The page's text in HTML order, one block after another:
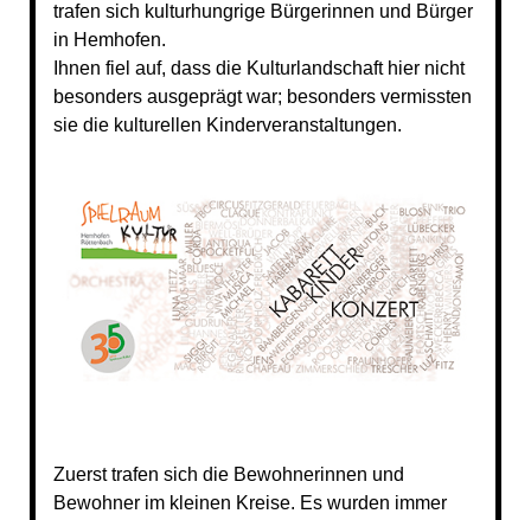
trafen sich kulturhungrige Bürgerinnen und Bürger
in Hemhofen.
Ihnen fiel auf, dass die Kulturlandschaft hier nicht
besonders ausgeprägt war; besonders vermissten
sie die kulturellen Kinderveranstaltungen.
Zuerst trafen sich die Bewohnerinnen und
Bewohner im kleinen Kreise. Es wurden immer